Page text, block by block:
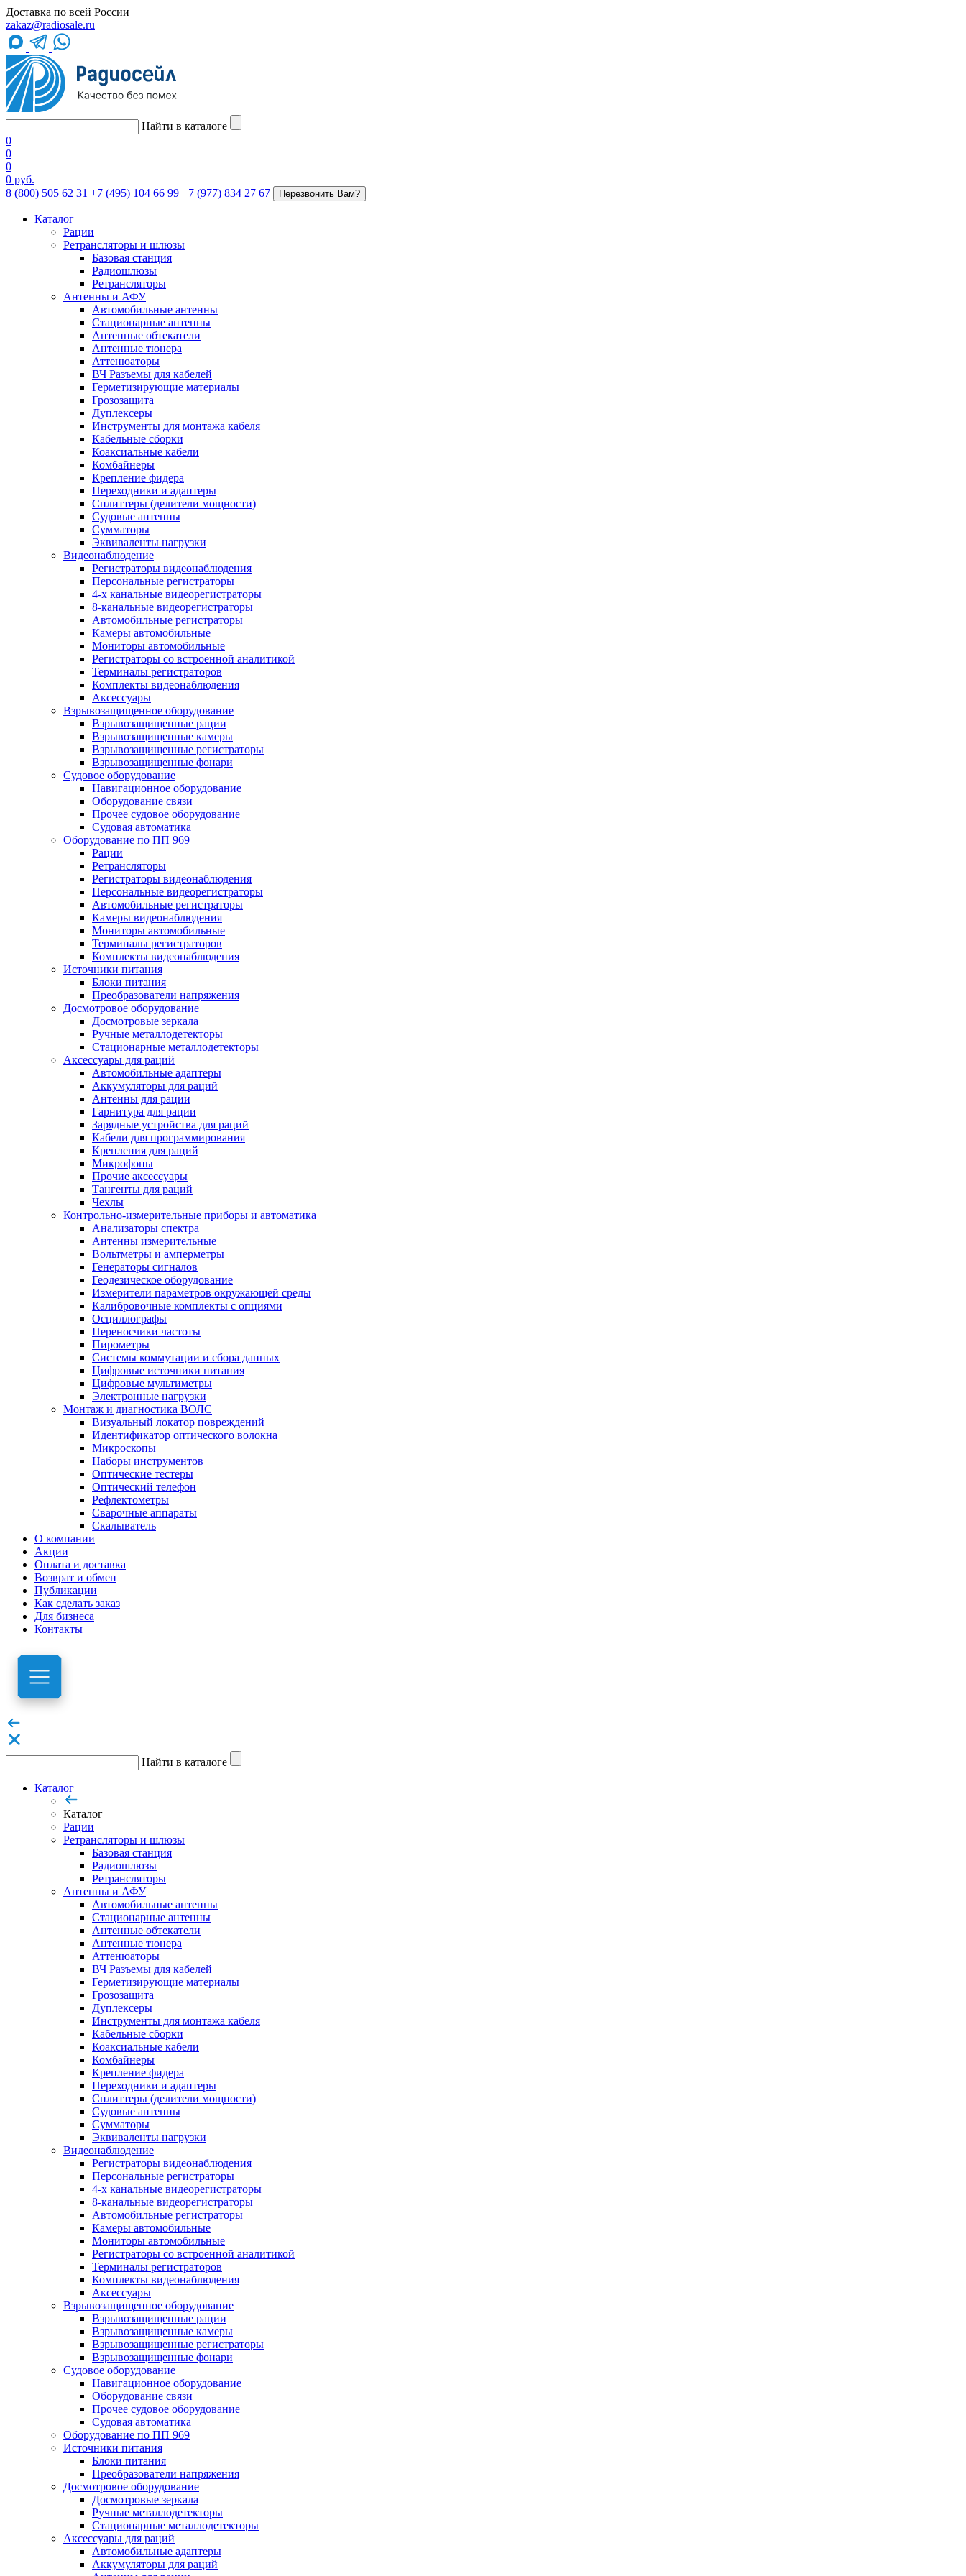
Доставка по всей России
zakaz@radiosale.ru
Найти в каталоге
0
0
0
0 руб.
8 (800) 505 62 31 +7 (495) 104 66 99 +7 (977) 834 27 67 Перезвонить Вам?
Каталог
Рации
Ретрансляторы и шлюзы
Базовая станция
Радиошлюзы
Ретрансляторы
Антенны и АФУ
Автомобильные антенны
Стационарные антенны
Антенные обтекатели
Антенные тюнера
Аттенюаторы
ВЧ Разъемы для кабелей
Герметизирующие материалы
Грозозащита
Дуплексеры
Инструменты для монтажа кабеля
Кабельные сборки
Коаксиальные кабели
Комбайнеры
Крепление фидера
Переходники и адаптеры
Сплиттеры (делители мощности)
Судовые антенны
Сумматоры
Эквиваленты нагрузки
Видеонаблюдение
Регистраторы видеонаблюдения
Персональные регистраторы
4-х канальные видеорегистраторы
8-канальные видеорегистраторы
Автомобильные регистраторы
Камеры автомобильные
Мониторы автомобильные
Регистраторы со встроенной аналитикой
Терминалы регистраторов
Комплекты видеонаблюдения
Аксессуары
Взрывозащищенное оборудование
Взрывозащищенные рации
Взрывозащищенные камеры
Взрывозащищенные регистраторы
Взрывозащищенные фонари
Судовое оборудование
Навигационное оборудование
Оборудование связи
Прочее судовое оборудование
Судовая автоматика
Оборудование по ПП 969
Рации
Ретрансляторы
Регистраторы видеонаблюдения
Персональные видеорегистраторы
Автомобильные регистраторы
Камеры видеонаблюдения
Мониторы автомобильные
Терминалы регистраторов
Комплекты видеонаблюдения
Источники питания
Блоки питания
Преобразователи напряжения
Досмотровое оборудование
Досмотровые зеркала
Ручные металлодетекторы
Стационарные металлодетекторы
Аксессуары для раций
Автомобильные адаптеры
Аккумуляторы для раций
Антенны для рации
Гарнитура для рации
Зарядные устройства для раций
Кабели для программирования
Крепления для раций
Микрофоны
Прочие аксессуары
Тангенты для раций
Чехлы
Контрольно-измерительные приборы и автоматика
Анализаторы спектра
Антенны измерительные
Вольтметры и амперметры
Генераторы сигналов
Геодезическое оборудование
Измерители параметров окружающей среды
Калибровочные комплекты с опциями
Осциллографы
Переносчики частоты
Пирометры
Системы коммутации и сбора данных
Цифровые источники питания
Цифровые мультиметры
Электронные нагрузки
Монтаж и диагностика ВОЛС
Визуальный локатор повреждений
Идентификатор оптического волокна
Микроскопы
Наборы инструментов
Оптические тестеры
Оптический телефон
Рефлектометры
Сварочные аппараты
Скалыватель
О компании
Акции
Оплата и доставка
Возврат и обмен
Публикации
Как сделать заказ
Для бизнеса
Контакты
Найти в каталоге
Каталог
Каталог
Рации
Ретрансляторы и шлюзы
Базовая станция
Радиошлюзы
Ретрансляторы
Антенны и АФУ
Автомобильные антенны
Стационарные антенны
Антенные обтекатели
Антенные тюнера
Аттенюаторы
ВЧ Разъемы для кабелей
Герметизирующие материалы
Грозозащита
Дуплексеры
Инструменты для монтажа кабеля
Кабельные сборки
Коаксиальные кабели
Комбайнеры
Крепление фидера
Переходники и адаптеры
Сплиттеры (делители мощности)
Судовые антенны
Сумматоры
Эквиваленты нагрузки
Видеонаблюдение
Регистраторы видеонаблюдения
Персональные регистраторы
4-х канальные видеорегистраторы
8-канальные видеорегистраторы
Автомобильные регистраторы
Камеры автомобильные
Мониторы автомобильные
Регистраторы со встроенной аналитикой
Терминалы регистраторов
Комплекты видеонаблюдения
Аксессуары
Взрывозащищенное оборудование
Взрывозащищенные рации
Взрывозащищенные камеры
Взрывозащищенные регистраторы
Взрывозащищенные фонари
Судовое оборудование
Навигационное оборудование
Оборудование связи
Прочее судовое оборудование
Судовая автоматика
Оборудование по ПП 969
Источники питания
Блоки питания
Преобразователи напряжения
Досмотровое оборудование
Досмотровые зеркала
Ручные металлодетекторы
Стационарные металлодетекторы
Аксессуары для раций
Автомобильные адаптеры
Аккумуляторы для раций